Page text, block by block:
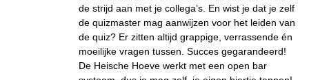
de strijd aan met je collega’s. En wist je dat je zelf
de quizmaster mag aanwijzen voor het leiden van
de quiz? Er zitten altijd grappige, verrassende én
moeilijke vragen tussen. Succes gegarandeerd!
De Heische Hoeve werkt met een open bar